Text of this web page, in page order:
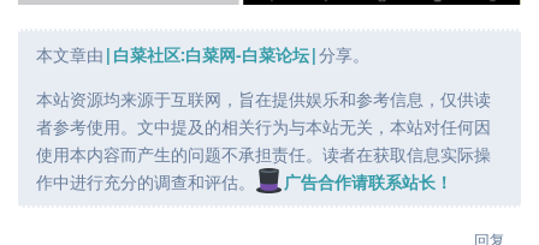
本文章由 |白菜社区:白菜网-白菜论坛|分享。
本站资源均来源于互联网，旨在提供娱乐和参考信息，仅供读
者参考使用。文中提及的相关行为与本站无关，本站对任何因
使用本内容而产生的问题不承担责任。读者在获取信息实际操
作中进行充分的调查和评估。
广告合作请联系站长！
回复